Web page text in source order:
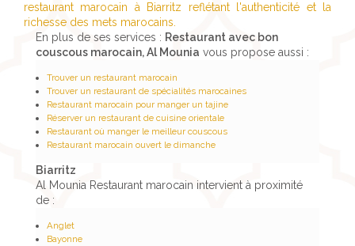
restaurant marocain à Biarritz reflétant l'authenticité et la
richesse des mets marocains.
En plus de ses services : Restaurant avec bon
couscous marocain, Al Mounia vous propose aussi :
Trouver un restaurant marocain
Trouver un restaurant de spécialités marocaines
Restaurant marocain pour manger un tajine
Réserver un restaurant de cuisine orientale
Restaurant où manger le meilleur couscous
Restaurant marocain ouvert le dimanche
Biarritz
Al Mounia Restaurant marocain intervient à proximité
de :
Anglet
Bayonne